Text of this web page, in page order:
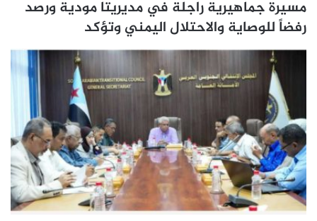
مسيرة جماهيرية راجلة في مديريتا مودية ورصد
رفضاً للوصاية والاحتلال اليمني وتؤكد